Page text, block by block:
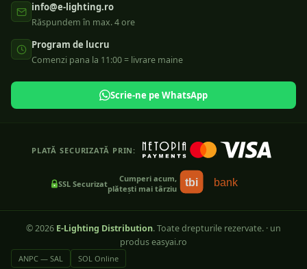
info@e-lighting.ro
Răspundem în max. 4 ore
Program de lucru
Comenzi pana la 11:00 = livrare maine
Scrie-ne pe WhatsApp
PLATĂ SECURIZATĂ PRIN:
SSL Securizat
Cumperi acum,
plătești mai târziu
tbi bank
©2026 E-Lighting Distribution. Toate drepturile rezervate. · un
produs easyai.ro
ANPC — SAL SOL Online